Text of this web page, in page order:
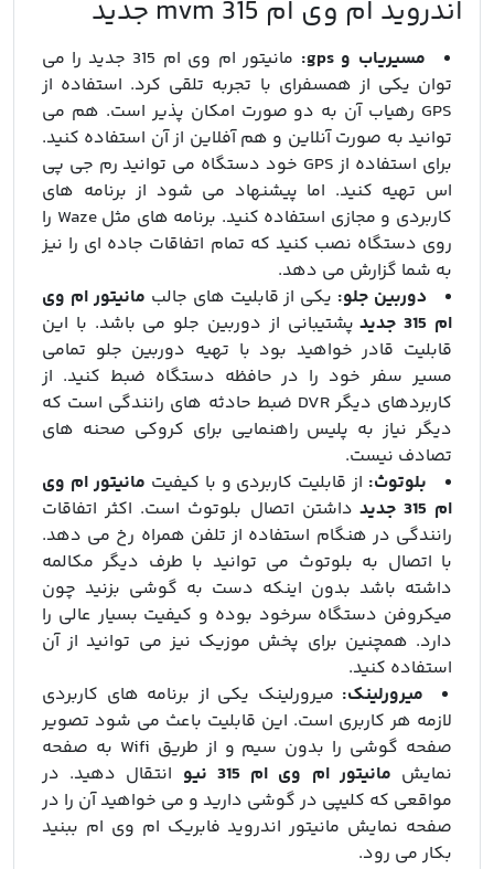
اندروید ام وی ام 315 mvm جدید
مسیریاب و gps:
مانیتور ام وی ام 315 جدید را می
توان یکی از همسفرای با تجربه تلقی کرد. استفاده از
GPS رهیاب آن به دو صورت امکان پذیر است. هم می
توانید به صورت آنلاین و هم آفلاین از آن استفاده کنید.
برای استفاده از GPS خود دستگاه می توانید رم جی پی
اس تهیه کنید. اما پیشنهاد می شود از برنامه های
کاربردی و مجازی استفاده کنید. برنامه های مثل Waze را
روی دستگاه نصب کنید که تمام اتفاقات جاده ای را نیز
به شما گزارش می دهد.
دوربین جلو: یکی از قابلیت های جالب مانیتور ام وی
ام 315 جدید
پشتیبانی از دوربین جلو می باشد. با این
قابلیت قادر خواهید بود با تهیه دوربین جلو تمامی
مسیر سفر خود را در حافظه دستگاه ضبط کنید. از
کاربردهای دیگر DVR ضبط حادثه های رانندگی است که
دیگر نیاز به پلیس راهنمایی برای کروکی صحنه های
تصادف نیست.
بلوتوث: از قابلیت کاربردی و با کیفیت مانیتور ام وی
ام 315 جدید
داشتن اتصال بلوتوث است. اکثر اتفاقات
رانندگی در هنگام استفاده از تلفن همراه رخ می دهد.
با اتصال به بلوتوث می توانید با طرف دیگر مکالمه
داشته باشد بدون اینکه دست به گوشی بزنید چون
میکروفن دستگاه سرخود بوده و کیفیت بسیار عالی را
دارد. همچنین برای پخش موزیک نیز می توانید از آن
استفاده کنید.
میرورلینک: میرورلینک یکی از برنامه های کاربردی
لازمه هر کاربری است. این قابلیت باعث می شود تصویر
صفحه گوشی را بدون سیم و از طریق Wifi به صفحه
نمایش مانیتور ام وی ام 315 نیو
انتقال دهید. در
مواقعی که کلیپی در گوشی دارید و می خواهید آن را در
صفحه نمایش مانیتور اندروید فابریک ام وی ام ببنید
بکار می رود.